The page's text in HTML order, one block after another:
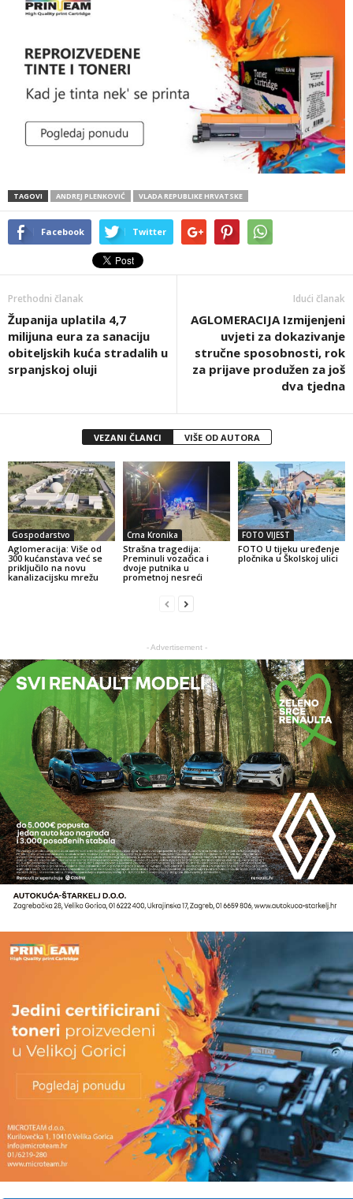
TAGOVI ANDREJ PLENKOVIĆ VLADA REPUBLIKE HRVATSKE
Facebook Twitter
Prethodni članak
Županija uplatila 4,7
milijuna eura za sanaciju
obiteljskih kuća stradalih u
srpanjskoj oluji
Idući članak
AGLOMERACIJA Izmijenjeni
uvjeti za dokazivanje
stručne sposobnosti, rok
za prijave produžen za još
dva tjedna
VEZANI ČLANCI VIŠE OD AUTORA
Gospodarstvo
Aglomeracija: Više od
300 kućanstava već se
priključilo na novu
kanalizacijsku mrežu
Crna Kronika
Strašna tragedija:
Preminuli vozačica i
dvoje putnika u
prometnoj nesreći
FOTO VIJEST
FOTO U tijeku uređenje
pločnika u Školskoj ulici
- Advertisement -